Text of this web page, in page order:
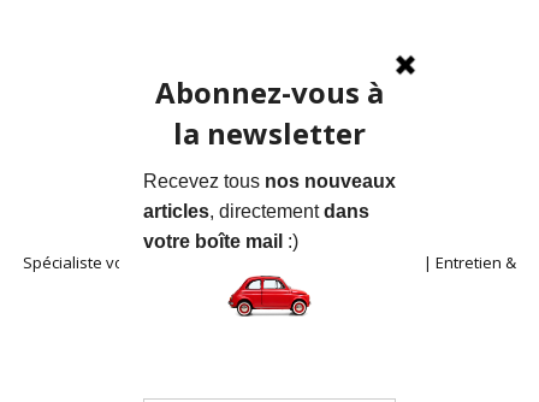
Spécialiste voitures anciennes en Provence | Location | Entretien &
Restauration | Blog